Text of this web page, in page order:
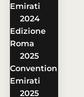
Emirati
2024
Edizione
Roma
2025
Convention
Emirati
2025